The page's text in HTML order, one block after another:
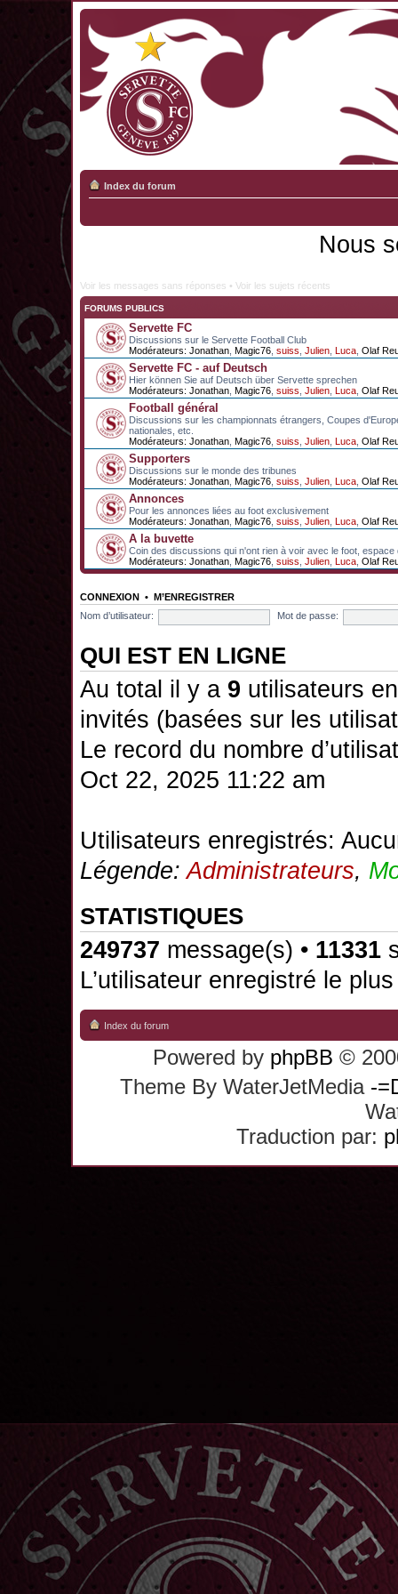
Index du forum
Nous
Voir les messages sans réponses • Voir les sujets récents
FORUMS PUBLICS
Servette FC
Discussions sur le Servette Football Club
Modérateurs: Jonathan Magic76 suiss Julien Luca Olaf
Servette FC - auf Deutsch
Hier können Sie auf Deutsch über Servette sprechen
Modérateurs: Jonathan Magic76 suiss Julien Luca Olaf
Football général
Discussions sur les championnats étrangers, Coupes
nationales, etc.
Modérateurs: Jonathan Magic76 suiss Julien Luca Olaf
Supporters
Discussions sur le monde des tribunes
Modérateurs: Jonathan Magic76 suiss Julien Luca Olaf
Annonces
Pour les annonces liées au foot exclusivement
Modérateurs: Jonathan Magic76 suiss Julien Luca Olaf
A la buvette
Coin des discussions qui n'ont rien à voir avec le foot, espace
Modérateurs: Jonathan Magic76 suiss Julien Luca Olaf
CONNEXION • M’ENREGISTRER
Nom d’utilisateur:
Mot de passe:
QUI EST EN LIGNE
Au total il y a 9 utilisateurs
invités (basées sur les
Le record du nombre
Oct 22, 2025 11:22 am
Utilisateurs enregistrés:
Légende:Administrateurs,
STATISTIQUES
249737 message(s) • 11331
L’utilisateur enregistré le
Index du forum
Powered by phpBB ©
Theme By WaterJetMedia -
Traduction par: